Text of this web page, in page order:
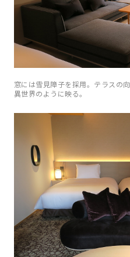
窓には雪見障子を採用。テラスの
異世界のように映る。